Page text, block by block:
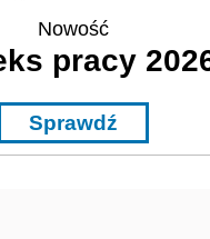
Nowość
pracy
Sprawdź